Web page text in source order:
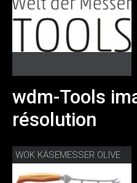
wdm-Tools
résolution
WOK KÄSEMESSER OLIVE